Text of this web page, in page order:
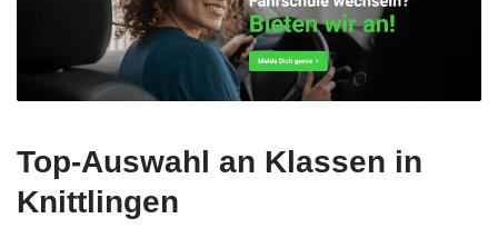
Top-Auswahl an Klassen in
Knittlingen